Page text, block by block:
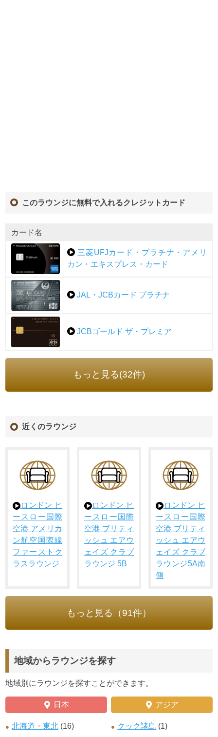
このラウンジに無料で入れるクレジットカード
カード名
三菱UFJカード・プラチナ・アメリ
カン・エキスプレス・カード
JAL・JCBカード プラチナ
JCBゴールド ザ・プレミア
もっと見る(32件)
近くのラウンジ
ロンドン ヒ
ースロー国際
空港 アメリカ
ン航空国際線
ファーストク
ラスラウンジ
ロンドン ヒ
ースロー国際
空港 ブリティ
ッシュ エアウ
ェイズ クラブ
ラウンジ 5B
ロンドン ヒ
ースロー国際
空港 ブリティ
ッシュ エアウ
ェイズ クラブ
ラウンジ5A南
側
もっと見る（91件）
地域からラウンジを探す
地域別にラウンジを探すことができます。
日本
北海道・東北 (16)
アジア
クック諸島 (1)